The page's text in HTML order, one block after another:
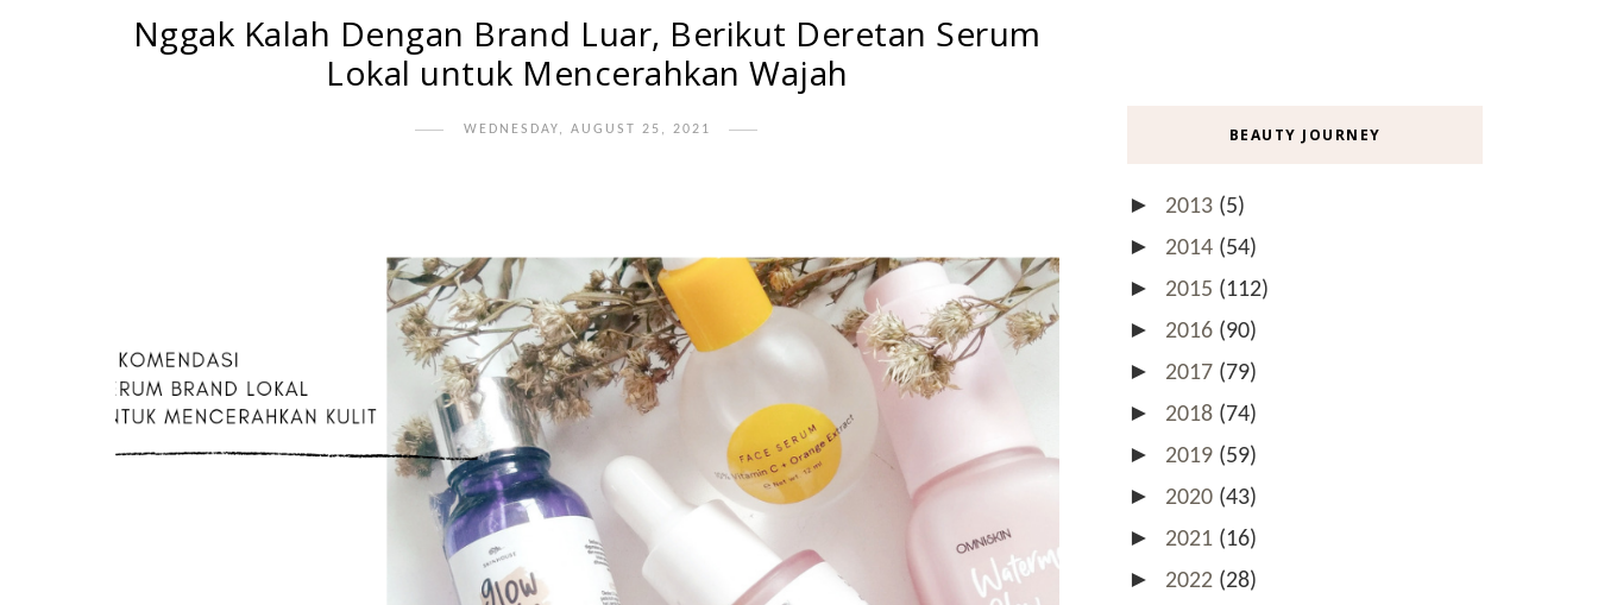
Nggak Kalah Dengan Brand Luar, Berikut Deretan Serum
Lokal untuk Mencerahkan Wajah
WEDNESDAY, AUGUST 25, 2021 BEAUTY JOURNEY
► 2013 (5)
► 2014 (54)
► 2015 (112)
► 2016 (90)
► 2017 (79)
► 2018 (74)
► 2019 (59)
► 2020 (43)
► 2021 (16)
► 2022 (28)